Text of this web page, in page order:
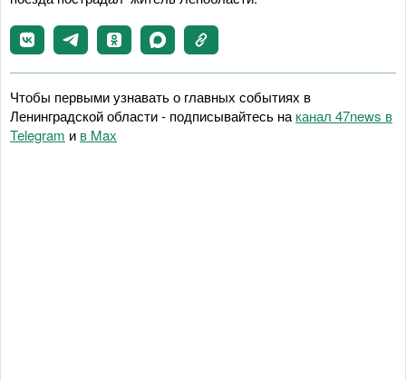
Чтобы первыми узнавать о главных событиях в
Ленинградской области - подписывайтесь на канал 47news в
Telegram и в Maх